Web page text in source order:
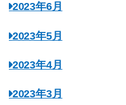
2023年6月
2023年5月
2023年4月
2023年3月